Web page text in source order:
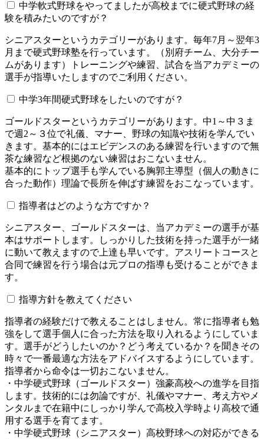
中学軟式野球をやってましたが高校までに硬式野球の経
験を積みたいのですが？
シニアスターというカテゴリーがあります。毎年7月～翌年3
月まで硬式野球塾を行っています。（別府チーム、大分チー
ムがあります）トレーニングや練習、試合を当アカデミーの
選手が指導いたしますのでご利用ください。
中学3年間硬式野球をしたいのですが？
ゴールドスターというカテゴリーがあります。中1～中３ま
で週2～３位で礼儀、マナー、野球の知識や技術を学んでい
きます。基本的にはエビデンスのある練習を行いますので無
茶な練習など根拠のない練習はおこないません。
基本的にトップ選手も学んでいる胸郭主導型（個人の動きに
合った動作）理論で長所を伸ばす練習をおこなっています。
指導者はどのような方ですか？
シニアスター、ゴールドスターは、当アカデミーの選手が基
本はサポートします。しっかりした技術を持った選手が一緒
に動いて教えますので上達も早いです。アスリートコースと
合同で練習を行う場合は元プロの指導も受けることができま
す。
指導方針を教えてください
指導者の経験だけで教えることはしません。常に指導者も勉
強をして選手個人に合った方法を取り入れるようにしていま
す。選手がどうしたいのか？どう考えているか？を聞きその
時々で一番最適な方法をアドバイスするようにしています。
指導者から命令は一切おこないません。
・中学硬式野球（ゴールドスター）強豪高校への進学を目指
します。技術的には勿論ですが、礼儀やマナー、考え方やメ
ンタルまで在籍中にしっかり学んで高校入学時より高校で通
用する選手を育てます。
・中学硬式野球（シニアスター）高校野球への対応ができる